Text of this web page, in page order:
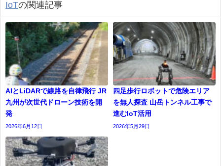
IoTの関連記事
AIとLiDARで線路を自律飛行 JR
九州が次世代ドローン技術を開
発
2026年6月12日
四足歩行ロボットで危険エリア
を無人探査 山岳トンネル工事で
進むIoT活用
2026年5月29日